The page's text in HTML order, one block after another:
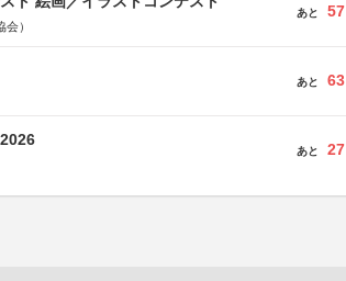
）
あと 57
あと 63
あと 27